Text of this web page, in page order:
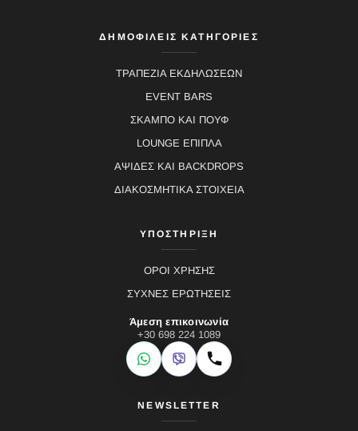
ΔΗΜΟΦΙΛΕΙΣ ΚΑΤΗΓΟΡΙΕΣ
ΤΡΑΠΕΖΙΑ ΕΚΔΗΛΩΣΕΩΝ
EVENT BARS
ΣΚΑΜΠΟ ΚΑΙ ΠΟΥΦ
LOUNGE ΕΠΙΠΛΑ
ΑΨΙΔΕΣ ΚΑΙ BACKDROPS
ΔΙΑΚΟΣΜΗΤΙΚΑ ΣΤΟΙΧΕΙΑ
ΥΠΟΣΤΗΡΙΞΗ
ΟΡΟΙ ΧΡΗΣΗΣ
ΣΥΧΝΕΣ ΕΡΩΤΗΣΕΙΣ
Άμεση επικοινωνία
+30 698 224 1089
WhatsApp
Viber Κλήση
NEWSLETTER